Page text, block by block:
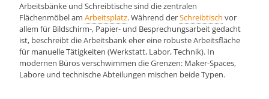
Arbeitsbänke und Schreibtische sind die zentralen
Flächenmöbel am Arbeitsplatz. Während derSchreibtisch vor
allem für Bildschirm-, Papier- und Besprechungsarbeit gedacht
ist, beschreibt die Arbeitsbank eher eine robuste Arbeitsfläche
für manuelle Tätigkeiten (Werkstatt, Labor, Technik). In
modernen Büros verschwimmen die Grenzen: Maker-Spaces,
Labore und technische Abteilungen mischen beide Typen.